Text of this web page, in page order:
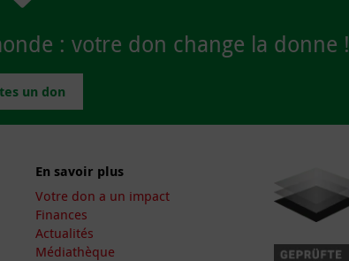
: votre don change la donne !
un don
En savoir plus
Votre don a un impact
Finances
Actualités
Médiathèque